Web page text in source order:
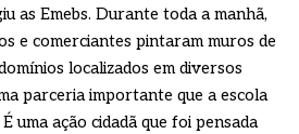
as Emebs. Durante toda a manhã,
e comerciantes pintaram muros de
localizados em diversos
parceria importante que a escola
uma ação cidadã que foi pensada